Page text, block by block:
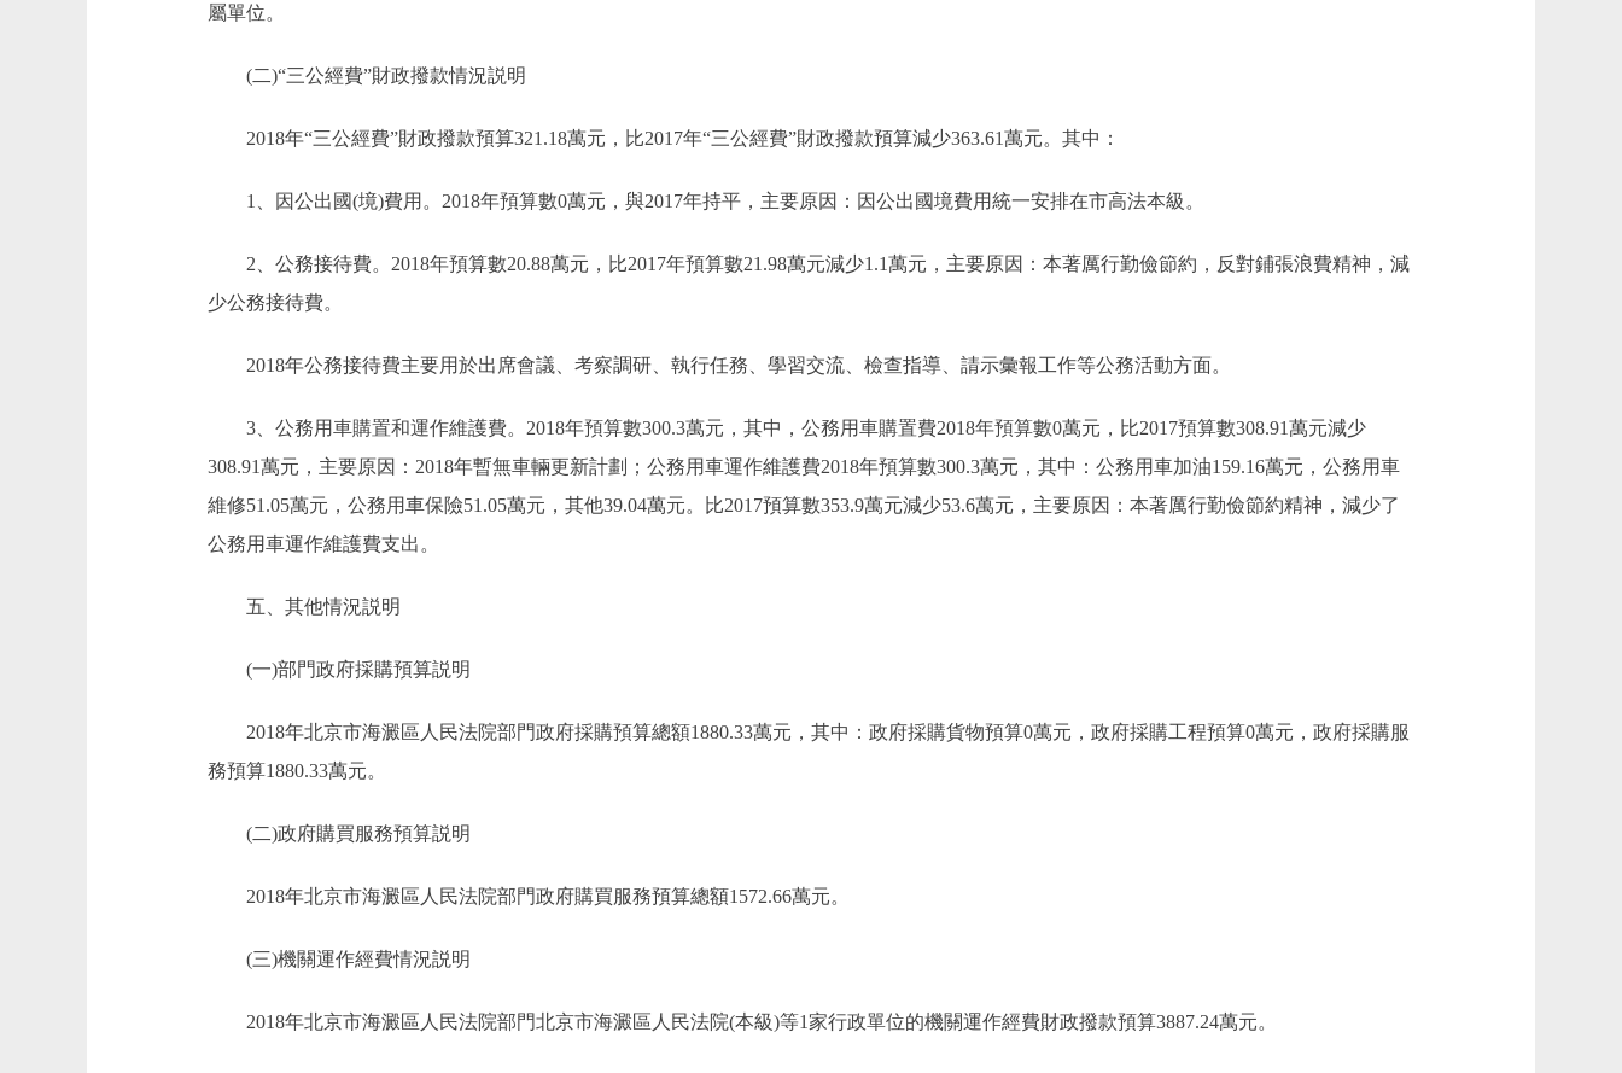
屬單位。
(二)“三公經費”財政撥款情況説明
2018年“三公經費”財政撥款預算321.18萬元，比2017年“三公經費”財政撥款預算減少363.61萬元。其中：
1、因公出國(境)費用。2018年預算數0萬元，與2017年持平，主要原因：因公出國境費用統一安排在市高法本級。
2、公務接待費。2018年預算數20.88萬元，比2017年預算數21.98萬元減少1.1萬元，主要原因：本著厲行勤儉節約，反對鋪張浪費精神，減
少公務接待費。
2018年公務接待費主要用於出席會議、考察調研、執行任務、學習交流、檢查指導、請示彙報工作等公務活動方面。
3、公務用車購置和運作維護費。2018年預算數300.3萬元，其中，公務用車購置費2018年預算數0萬元，比2017預算數308.91萬元減少
308.91萬元，主要原因：2018年暫無車輛更新計劃；公務用車運作維護費2018年預算數300.3萬元，其中：公務用車加油159.16萬元，公務用車
維修51.05萬元，公務用車保險51.05萬元，其他39.04萬元。比2017預算數353.9萬元減少53.6萬元，主要原因：本著厲行勤儉節約精神，減少了
公務用車運作維護費支出。
五、其他情況説明
(一)部門政府採購預算説明
2018年北京市海澱區人民法院部門政府採購預算總額1880.33萬元，其中：政府採購貨物預算0萬元，政府採購工程預算0萬元，政府採購服
務預算1880.33萬元。
(二)政府購買服務預算説明
2018年北京市海澱區人民法院部門政府購買服務預算總額1572.66萬元。
(三)機關運作經費情況説明
2018年北京市海澱區人民法院部門北京市海澱區人民法院(本級)等1家行政單位的機關運作經費財政撥款預算3887.24萬元。